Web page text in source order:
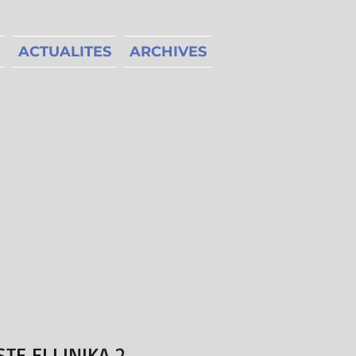
ACTUALITES ARCHIVES